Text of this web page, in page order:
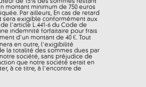
montant minimum de 750 euros
Par ailleurs, En cas de retard
sera exigible conformément aux
l'article L.441-6 du Code de
indemnité forfaitaire pour frais
d'un montant de 40 €. Tout
en outre, l'exigibilité
la totalité des sommes dues par
société, sans préjudice de
que notre société serait en
à ce titre, à l'encontre de